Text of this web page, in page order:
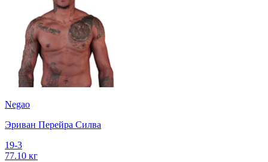
Negao
Эриван Перейра Силва
19-3
77.10 кг